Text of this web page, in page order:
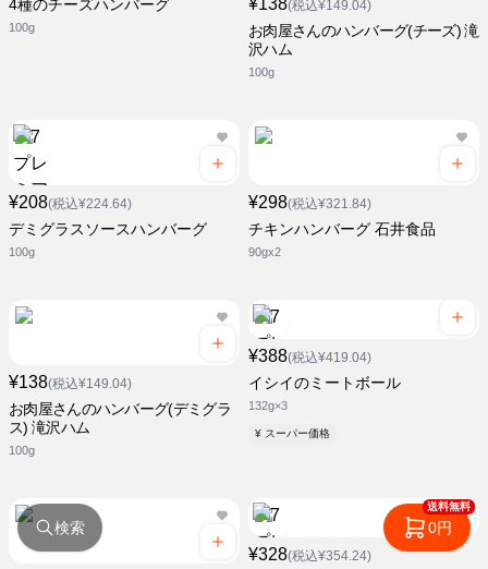
4種のチーズハンバーグ
100g
¥138(税込¥149.04)
お肉屋さんのハンバーグ(チーズ) 滝
沢ハム
100g
¥208(税込¥224.64)
デミグラスソースハンバーグ
100g
¥298(税込¥321.84)
チキンハンバーグ 石井食品
90gx2
¥138(税込¥149.04)
お肉屋さんのハンバーグ(デミグラ
ス) 滝沢ハム
100g
¥388(税込¥419.04)
イシイのミートボール
132g×3
¥ スーパー価格
¥328(税込¥354.24)
検索
送料無料
0円